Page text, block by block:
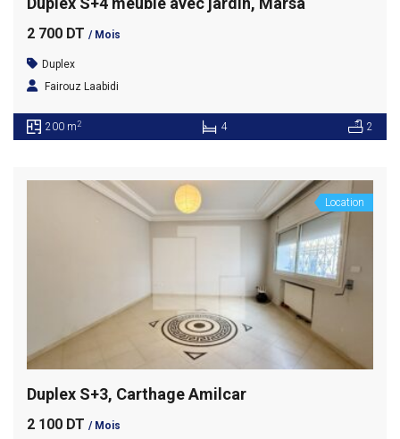
2 700 DT / Mois
Duplex
Fairouz Laabidi
200 m2 4 2
Location
Duplex S+3, Carthage Amilcar
2 100 DT / Mois